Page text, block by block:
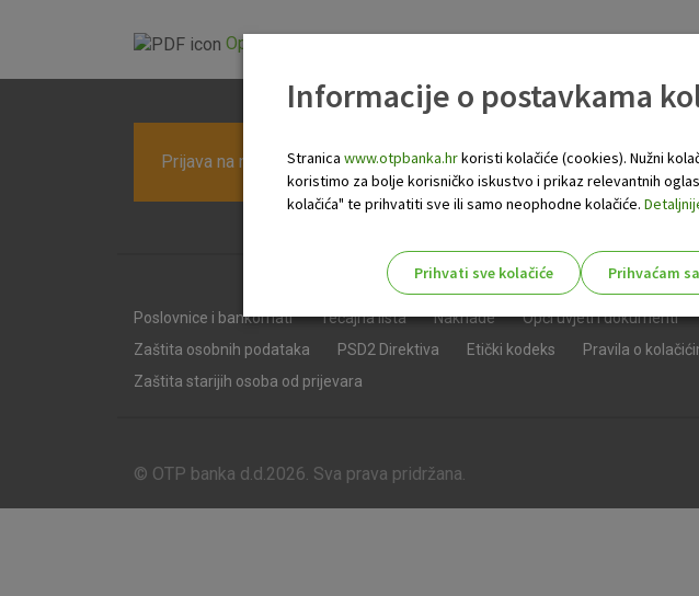
Opće informacije o gotovinskom kreditu s fiksnom kamatnom
Prijava na newsletter OTP banke
Poslovnice i bankomati Tečajna lista Naknade Opći uvjeti i dokumenti
Zaštita osobnih podataka
PSD2 Direktiva Etički kodeks Pravila o
Zaštita starijih osoba od prijevara
© OTP banka d.d.2026. Sva prava pridržana.
Informacije o postavkama
Stranica www.otpbanka.hrkoristi kolačiće (cookies). Nužni
koristimo za bolje korisničko iskustvo i prikaz relevantnih
kolačića" te prihvatiti sve ili samo neophodne kolačiće.
Prihvati sve kolačiće Prihvaćam